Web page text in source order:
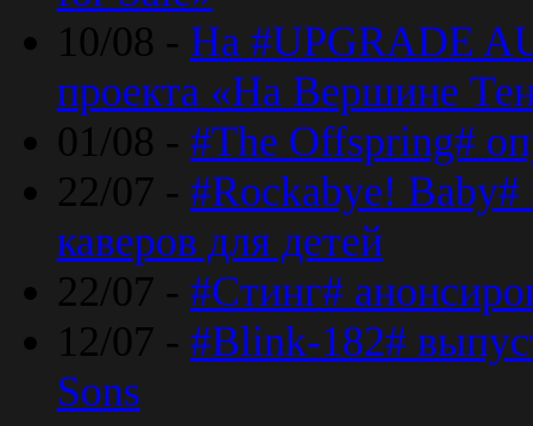
10/08 - На #UPGRADE
проекта «На Вершине
01/08 - #The Offspring#
22/07 - #Rockabye!
каверов для детей
22/07 - #Стинг#
12/07 - #Blink-182#
Sons